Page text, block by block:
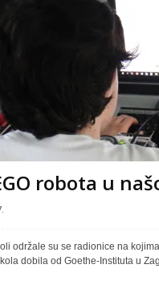
robota u
održale su se radionice na
dobila od Goethe-Instituta u